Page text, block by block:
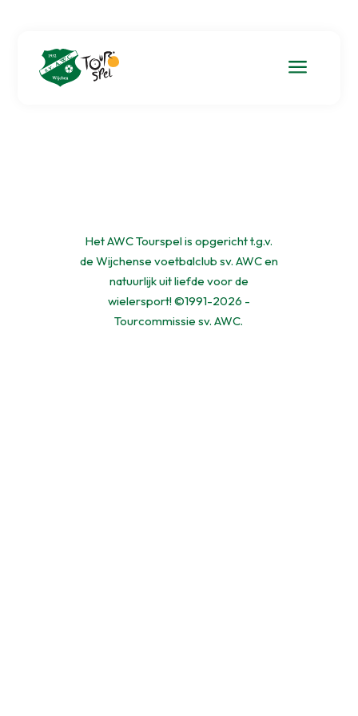
a
Het AWC Tourspel is opgericht t.g.v.
de Wijchense voetbalclub sv. AWC en
natuurlijk uit liefde voor de
wielersport! ©1991-2026 -
Tourcommissie sv. AWC.